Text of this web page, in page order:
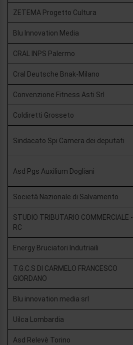
ZETEMA Progetto Cultura
Blu Innovation Media
CRAL INPS Palermo
Cral Deutsche Bnak-Milano
Convenzione Fitness Asti Srl
Coldiretti Grosseto
Sindacato Spi Camera dei deputati
Asd Pgs Auxilium Dogliani
Società Nazionale di Salvamento
STUDIO TRIBUTARIO COMMERCIALE -
RC
Energy Bruciatori Indutriaili
T.G.C.S DI CARMELO FRANCESCO
GIORDANO
Blu innovation media srl
Uilca Lombardia
Asd Relevè Torino